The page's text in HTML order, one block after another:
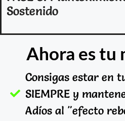
Sostenido
Ahora es tu
Consigas estar en
SIEMPRE y
Adíos al "efecto